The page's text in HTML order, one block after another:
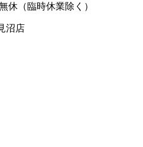
休（臨時休業除く）
沼店